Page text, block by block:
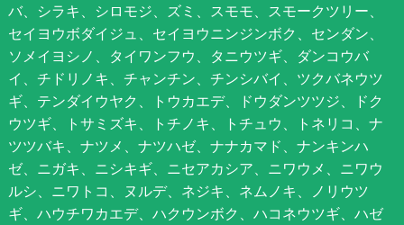
バ、シラキ、シロモジ、ズミ、スモモ、スモークツリー、
セイヨウボダイジュ、セイヨウニンジンボク、センダン、
ソメイヨシノ、タイワンフウ、タニウツギ、ダンコウバ
イ、チドリノキ、チャンチン、チンシバイ、ツクバネウツ
ギ、テンダイウヤク、トウカエデ、ドウダンツツジ、ドク
ウツギ、トサミズキ、トチノキ、トチュウ、トネリコ、ナ
ツツバキ、ナツメ、ナツハゼ、ナナカマド、ナンキンハ
ゼ、ニガキ、ニシキギ、ニセアカシア、ニワウメ、ニワウ
ルシ、ニワトコ、ヌルデ、ネジキ、ネムノキ、ノリウツ
ギ、ハウチワカエデ、ハクウンボク、ハコネウツギ、ハゼ